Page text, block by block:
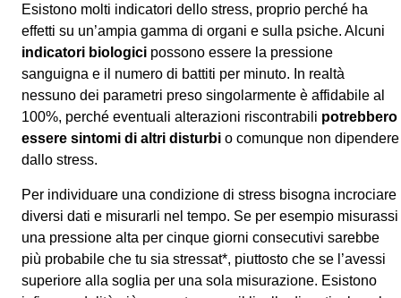
Esistono molti indicatori dello stress, proprio perché ha
effetti su un’ampia gamma di organi e sulla psiche. Alcuni
indicatori biologici possono essere la pressione
sanguigna e il numero di battiti per minuto. In realtà
nessuno dei parametri preso singolarmente è affidabile al
100%, perché eventuali alterazioni riscontrabili potrebbero
essere sintomi di altri disturbi o comunque non dipendere
dallo stress.
Per individuare una condizione di stress bisogna incrociare
diversi dati e misurarli nel tempo. Se per esempio misurassi
una pressione alta per cinque giorni consecutivi sarebbe
più probabile che tu sia stressat*, piuttosto che se l’avessi
superiore alla soglia per una sola misurazione. Esistono